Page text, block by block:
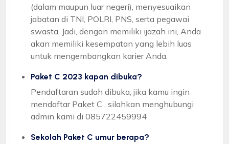
(dalam maupun luar negeri), menyesuaikan
jabatan di TNI, POLRI, PNS, serta pegawai
swasta. Jadi, dengan memiliki ijazah ini, Anda
akan memiliki kesempatan yang lebih luas
untuk mengembangkan karier Anda.
Paket C 2023 kapan dibuka?
Pendaftaran sudah dibuka, jika kamu ingin
mendaftar Paket C , silahkan menghubungi
admin kami di 085722459994
Sekolah Paket C umur berapa?